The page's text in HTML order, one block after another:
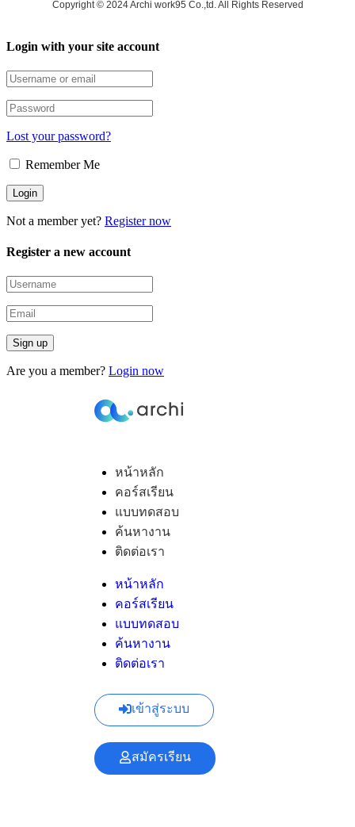
Copyright © 2024 Archi work95 Co.,td. All Rights Reserved
Login with your site account
Lost your password?
Remember Me
Not a member yet? Register now
Register a new account
Are you a member? Login now
หน้าหลัก
คอร์สเรียน
แบบทดสอบ
ค้นหางาน
ติดต่อเรา
หน้าหลัก
คอร์สเรียน
แบบทดสอบ
ค้นหางาน
ติดต่อเรา
เข้าสู่ระบบ
สมัครเรียน